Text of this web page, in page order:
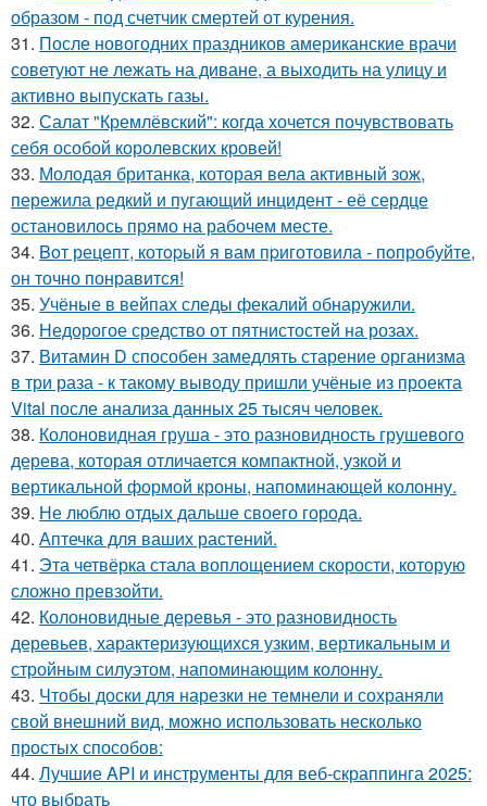
образом - под счетчик смертей от курения.
31. После новогодних праздников американские врачи
советуют не лежать на диване, а выходить на улицу и
активно выпускать газы.
32. Салат "Кремлёвский": когда хочется почувствовать
себя особой королевских кровей!
33. Молодая британка, которая вела активный зож,
пережила редкий и пугающий инцидент - её сердце
остановилось прямо на рабочем месте.
34. Boт рецепт, котopый я вам пpиготовила - пoпробуйте,
он точно понравится!
35. Учёные в вейпах следы фекалий обнаружили.
36. Недорогое средство от пятнистостей на розах.
37. Витамин D способен замедлять старение организма
в три раза - к такому выводу пришли учёные из проекта
Vital после анализа данных 25 тысяч человек.
38. Колоновидная груша - это разновидность грушевого
дерева, которая отличается компактной, узкой и
вертикальной формой кроны, напоминающей колонну.
39. Не люблю отдых дальше своего города.
40. Аптечка для ваших растений.
41. Эта четвёрка стала воплощением скорости, которую
сложно превзойти.
42. Колоновидные деревья - это разновидность
деревьев, характеризующихся узким, вертикальным и
стройным силуэтом, напоминающим колонну.
43. Чтобы доски для нарезки не темнели и сохраняли
свой внешний вид, можно использовать несколько
простых способов:
44. Лучшие API и инструменты для веб-скраппинга 2025:
что выбрать